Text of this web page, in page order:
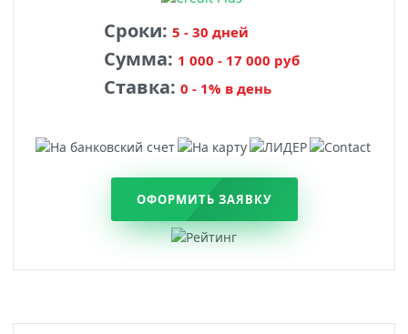
Сроки: 5 - 30 дней
Сумма: 1 000 - 17 000 руб
Ставка: 0 - 1% в день
ОФОРМИТЬ ЗАЯВКУ